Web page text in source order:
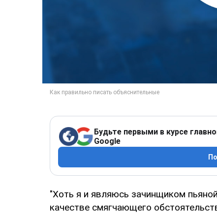
Будьте первыми в курсе
Google
"Хоть я и являюсь зачинщиком
качестве смягчающего